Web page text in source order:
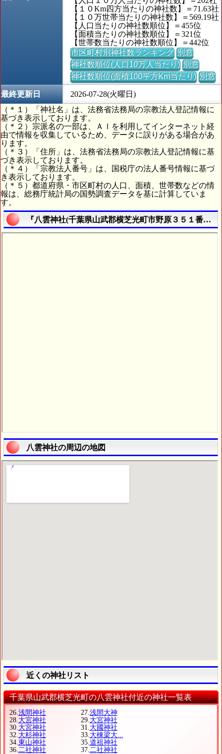
【１０Km四方当たりの神社数】＝71.63社
【１０万世帯当たりの神社数】＝569.19社
【人口当たりの神社数順位】＝455位
【面積当たりの神社数順位】＝321位
【世帯数当たりの神社数順位】＝442位
市区町村別神社数ランキング 別窓
神社数順位(人口10万人当たり) 別窓
神社数順位(面積100平方Km当たり) 別窓
最終更新日
2026-07-28(火曜日)
（＊１）「神社名」は、法務省法務局の宗教法人登記情報に
基づき表示しております。
（＊２）宗派名の一部は、ＡＩを利用してインターネット経
由で情報を収集しているため、データに誤りがある場合があ
ります。
（＊３）「住所」は、法務省法務局の宗教法人登記情報に基
づき表示しております。
（＊４）「宗教法人番号」は、国税庁の法人番号情報に基づ
き表示しております。
（＊５）都道府県・市区町村の人口、面積、世帯数などの情
報は、総務庁統計局の国勢調査データを基に計算していま
す。
『八雲神社(千葉県山武郡横芝光町市野原３５１番地)
八雲神社の周辺の地図
近くの神社リスト
千葉県山武郡横芝光町の八雲神社付近の神社一覧表
26.浅間神社 27.浅間大神
28.大宮神社 29.大宮神社
30.大宮神社 31.大國神社
32.大杉神社 33.大棟梁大...
34.東山神社 35.道祖神社
36.二社神社 37.二社神社